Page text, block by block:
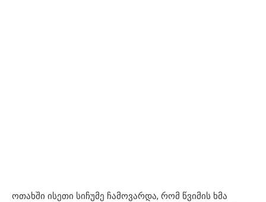
ოთახში ისეთი სიჩუმე ჩამოვარდა, რომ წვიმის ხმა